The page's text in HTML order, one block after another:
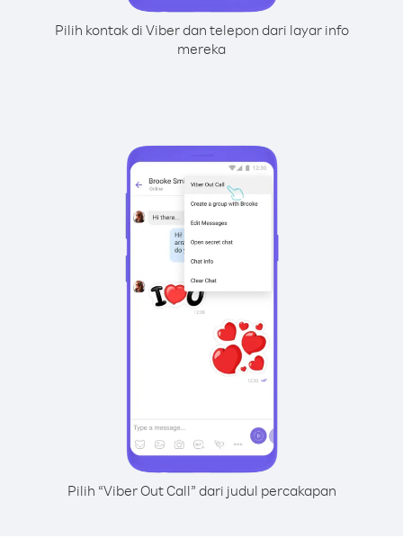
Pilih kontak di Viber dan telepon dari layar info
mereka
Pilih “Viber Out Call” dari judul percakapan